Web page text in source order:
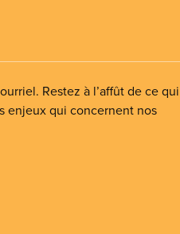
Restez à l’affût de ce
enjeux qui concernent nos